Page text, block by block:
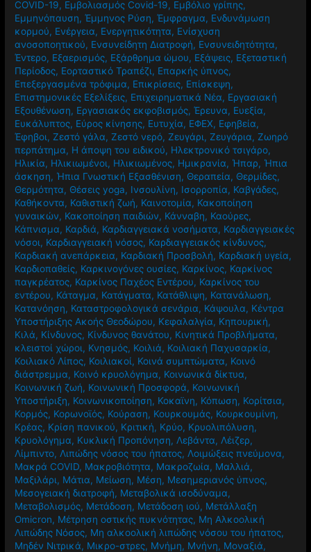
COVID-19, Εμβολιασμός Covid-19, Εμβόλιο γρίπης,
Εμμηνόπαυση,Έμμηνος Ρύση,Έμφραγμα, Ενδυνάμωση
κορμού, Ενέργεια, Ενεργητικότητα, Ενίσχυση
ανοσοποητικού, Ενσυνείδητη Διατροφή, Ενσυνειδητότητα,
Έντερο, Εξαερισμός, Εξάρθρημα ώμου, Εξάψεις, Εξεταστική
Περίοδος, Εορταστικό Τραπέζι, Επαρκής ύπνος,
Επεξεργασμένα τρόφιμα, Επικρίσεις, Επίσκεψη,
Επιστημονικές Εξελίξεις, Επιχειρηματικά Νέα, Εργασιακή
Εξουθένωση, Εργασιακός εκφοβισμός,Έρευνα, Ευεξία,
Ευκάλυπτος, Εύρος κίνησης, Ευτυχία, ΕΦΕΧ, Εφηβεία,
Έφηβοι,Ζεστό γάλα,Ζεστό νερό,Ζευγάρι,Ζευγάρια,Ζωηρό
περπάτημα, Η άποψη του ειδικού, Ηλεκτρονικό τσιγάρο,
Ηλικία, Ηλικιωμένοι, Ηλικιωμένος, Ημικρανία, Ήπαρ, Ήπια
άσκηση, Ήπια Γνωστική Εξασθένιση, Θεραπεία, Θερμίδες,
Θερμότητα, Θέσεις yoga, Ινσουλίνη, Ισορροπία, Καβγάδες,
Καθήκοντα, Καθιστική ζωή, Καινοτομία, Κακοποίηση
γυναικών, Κακοποίηση παιδιών, Κάνναβη, Καούρες,
Κάπνισμα, Καρδιά, Καρδιαγγειακά νοσήματα, Καρδιαγγειακές
νόσοι, Καρδιαγγειακή νόσος, Καρδιαγγειακός κίνδυνος,
Καρδιακή ανεπάρκεια, Καρδιακή Προσβολή, Καρδιακή υγεία,
Καρδιοπαθείς, Καρκινογόνες ουσίες, Καρκίνος, Καρκίνος
παγκρέατος, Καρκίνος Παχέος Εντέρου, Καρκίνος του
εντέρου, Κάταγμα, Κατάγματα, Κατάθλιψη, Κατανάλωση,
Κατανόηση, Καταστροφολογικά σενάρια, Κάψουλα, Κέντρα
Υποστήριξης Ακοής Θεοδώρου, Κεφαλαλγία, Κηπουρική,
Κιλά, Κίνδυνος, Κίνδυνος θανάτου, Κινητικά Προβλήματα,
κλειστοί χώροι, Κνησμός, Κοιλιά, Κοιλιακή Παχυσαρκία,
Κοιλιακό Λίπος, Κοιλιακοί, Κοινά συμπτώματα, Κοινό
διάστρεμμα, Κοινό κρυολόγημα, Κοινωνικά δίκτυα,
Κοινωνική ζωή, Κοινωνική Προσφορά, Κοινωνική
Υποστήριξη, Κοινωνικοποίηση, Κοκαϊνη, Κόπωση, Κορίτσια,
Κορμός, Κορωνοϊός, Κούραση, Κουρκουμάς, Κουρκουμίνη,
Κρέας, Κρίση πανικού, Κριτική, Κρύο, Κρυολιπόλυση,
Κρυολόγημα, Κυκλική Προπόνηση, Λεβάντα, Λέιζερ,
Λίμπιντο, Λιπώδης νόσος του ήπατος, Λοιμώξεις πνεύμονα,
Μακρά COVID, Μακροβιότητα, Μακροζωία, Μαλλιά,
Μαξιλάρι, Μάτια, Μείωση, Μέση, Μεσημεριανός ύπνος,
Μεσογειακή διατροφή, Μεταβολικά ισοδύναμα,
Μεταβολισμός, Μετάδοση, Μετάδοση ιού, Μετάλλαξη
Omicron, Μέτρηση οστικής πυκνότητας, Μη Αλκοολική
Λιπώδης Νόσος, Μη αλκοολική λιπώδης νόσου του ήπατος,
Μηδέν Νιτρικά, Μικρο-στρες, Μνήμη, Μνήνη, Μοναξιά,